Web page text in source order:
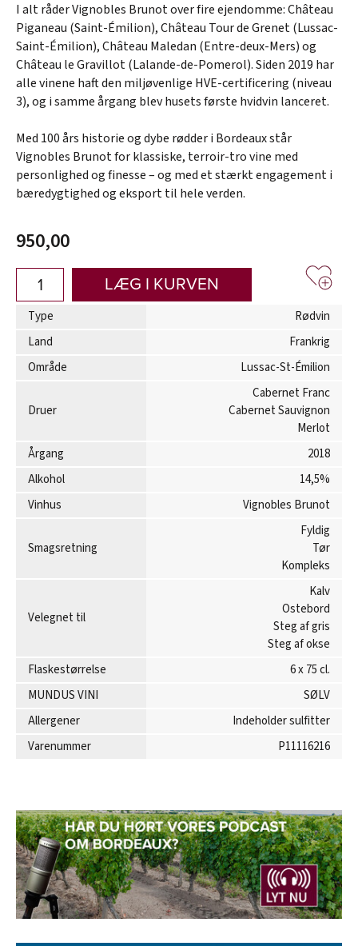
I alt råder Vignobles Brunot over fire ejendomme: Château
Piganeau (Saint-Émilion), Château Tour de Grenet (Lussac-
Saint-Émilion), Château Maledan (Entre-deux-Mers) og
Château le Gravillot (Lalande-de-Pomerol). Siden 2019 har
alle vinene haft den miljøvenlige HVE-certificering (niveau
3), og i samme årgang blev husets første hvidvin lanceret.
Med 100 års historie og dybe rødder i Bordeaux står
Vignobles Brunot for klassiske, terroir-tro vine med
personlighed og finesse – og med et stærkt engagement i
bæredygtighed og eksport til hele verden.
950,00
LÆG I KURVEN
Type
Rødvin
Land
Frankrig
Område
Lussac-St-Émilion
Druer
Cabernet Franc
Cabernet Sauvignon
Merlot
Årgang
2018
Alkohol
14,5%
Vinhus
Vignobles Brunot
Smagsretning
Fyldig
Tør
Kompleks
Velegnet til
Kalv
Ostebord
Steg af gris
Steg af okse
Flaskestørrelse
6 x 75 cl.
MUNDUS VINI
SØLV
Allergener
Indeholder sulfitter
Varenummer
P11116216